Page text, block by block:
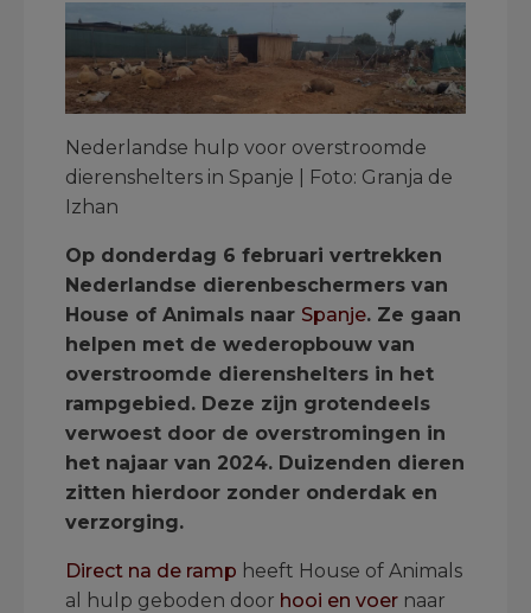
Nederlandse hulp voor overstroomde
dierenshelters in Spanje | Foto: Granja de
Izhan
Op donderdag 6 februari vertrekken
Nederlandse dierenbeschermers van
House of Animals naar Spanje. Ze gaan
helpen met de wederopbouw van
overstroomde dierenshelters in het
rampgebied. Deze zijn grotendeels
verwoest door de overstromingen in
het najaar van 2024. Duizenden dieren
zitten hierdoor zonder onderdak en
verzorging.
Direct na de ramp heeft House of Animals
al hulp geboden door hooi en voer naar